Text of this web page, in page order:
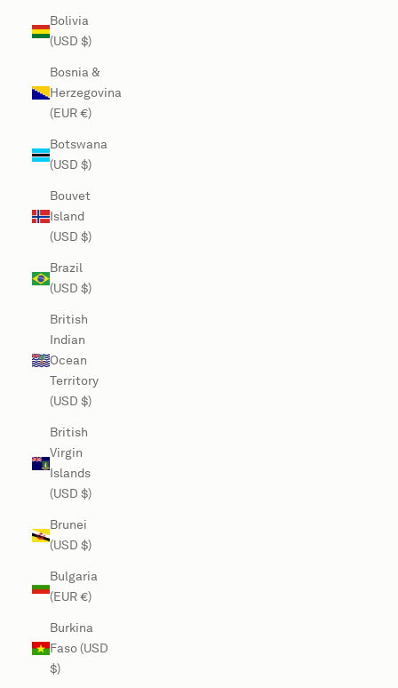
Bolivia
(USD $)
Bosnia &
Herzegovina
(EUR €)
Botswana
(USD $)
Bouvet
Island
(USD $)
Brazil
(USD $)
British
Indian
Ocean
Territory
(USD $)
British
Virgin
Islands
(USD $)
Brunei
(USD $)
Bulgaria
(EUR €)
Burkina
Faso (USD
$)